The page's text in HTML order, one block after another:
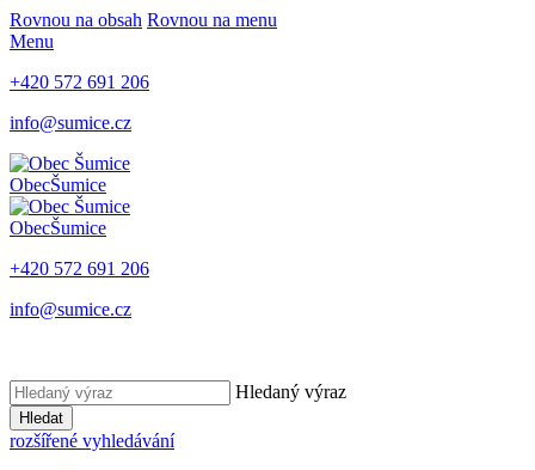
Rovnou na obsah Rovnou na menu
Menu
+420 572 691 206
info@sumice.cz
ObecŠumice
ObecŠumice
+420 572 691 206
info@sumice.cz
Hledaný výraz
Hledat
rozšířené vyhledávání